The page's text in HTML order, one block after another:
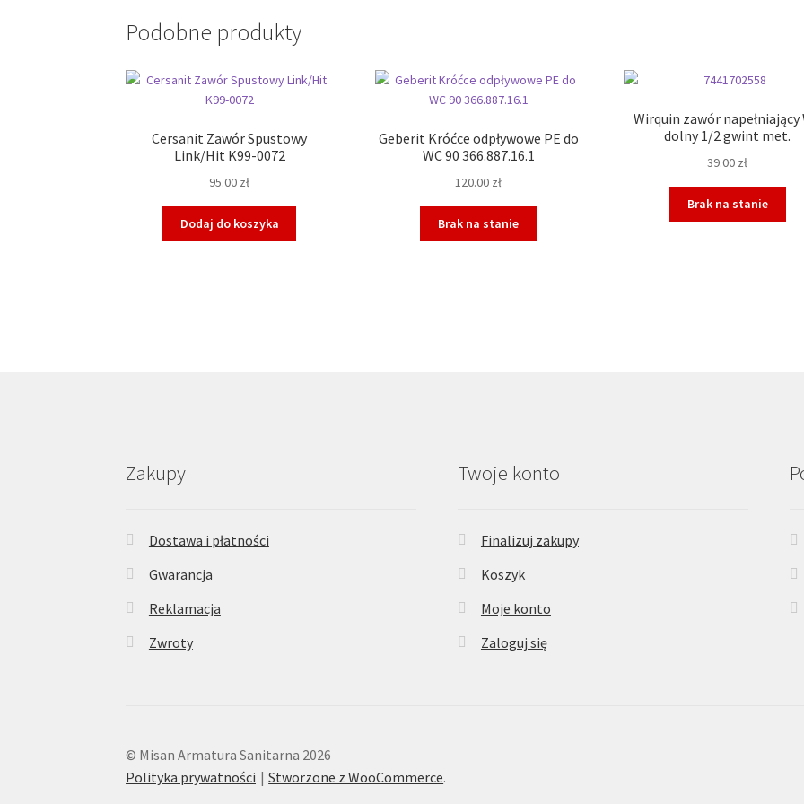
Podobne produkty
Cersanit Zawór Spustowy
Link/Hit K99-0072
95.00 zł
Dodaj do koszyka
Geberit Króćce odpływowe PE do
WC 90 366.887.16.1
120.00 zł
Brak na stanie
Wirquin zawór napełniający
dolny 1/2 gwint met.
39.00 zł
Brak na stanie
Zakupy
Dostawa i płatności
Gwarancja
Reklamacja
Zwroty
Twoje konto
Finalizuj zakupy
Koszyk
Moje konto
Zaloguj się
© Misan Armatura Sanitarna 2026
Polityka prywatności
Stworzone z WooCommerce.